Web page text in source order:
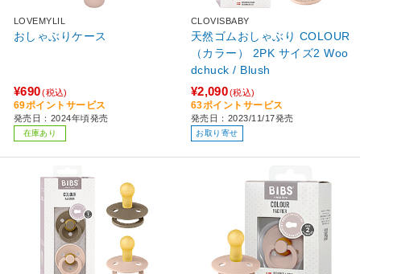
LOVEMYLIL
おしゃぶりケース
¥690 (税込)
69ポイントサービス
発売日：2024年頃発売
在庫あり
CLOVISBABY
天然ゴムおしゃぶり COLOUR
（カラー） 2PK サイズ2 Woo
dchuck / Blush
¥2,090(税込)
63ポイントサービス
発売日：2023/11/17発売
お取り寄せ